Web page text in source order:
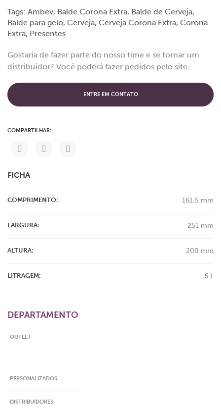
Tags: Ambev, Balde Corona Extra, Balde de Cerveja,
Balde para gelo, Cerveja, Cerveja Corona Extra, Corona
Extra, Presentes
Gostaria de fazer parte do nosso time e se tornar um
distribuidor? Você poderá fazer pedidos pelo site.
ENTRE EM CONTATO
COMPARTILHAR:
FICHA
COMPRIMENTO: 161.5 mm
LARGURA: 251 mm
ALTURA: 200 mm
LITRAGEM: 6 L
DEPARTAMENTO
OUTLET
PERSONALIZADOS
DISTRIBUIDORES